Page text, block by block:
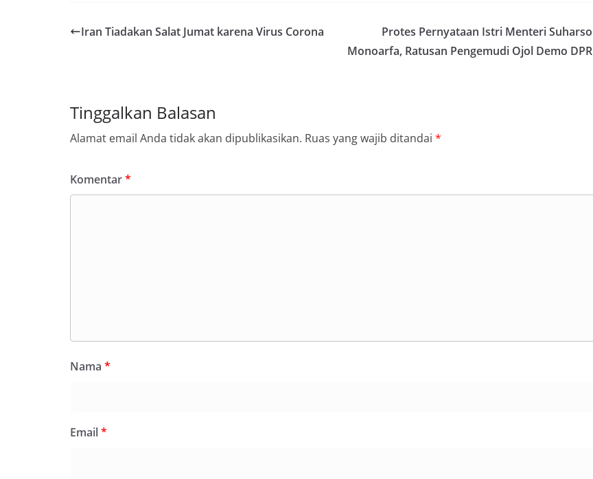
Iran Tiadakan Salat Jumat karena Virus Corona
Protes Pernyataan Istri Menteri Suharso
Monoarfa, Ratusan Pengemudi Ojol Demo DPR
Tinggalkan Balasan
Alamat email Anda tidak akan dipublikasikan. Ruas yang wajib ditandai *
Komentar*
Nama *
Email*